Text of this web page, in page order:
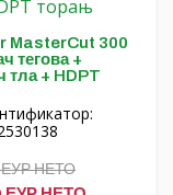
MasterCut 300
тегова +
тла + HDPT
ЕУР НЕТО